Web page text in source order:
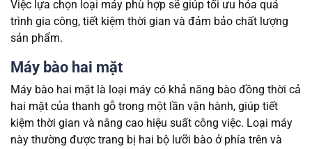
Việc lựa chọn loại máy phù hợp sẽ giúp tối ưu hóa quá
trình gia công, tiết kiệm thời gian và đảm bảo chất lượng
sản phẩm.
Máy bào hai mặt
Máy bào hai mặt là loại máy có khả năng bào đồng thời cả
hai mặt của thanh gỗ trong một lần vận hành, giúp tiết
kiệm thời gian và nâng cao hiệu suất công việc. Loại máy
này thường được trang bị hai bộ lưỡi bào ở phía trên và